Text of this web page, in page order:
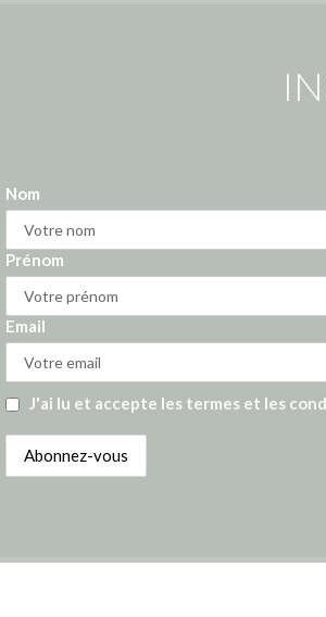
Nom
Prénom
Email
J'ai lu et accepte les termes et les